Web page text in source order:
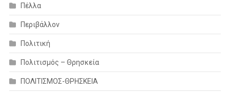
Πέλλα
Περιβάλλον
Πολιτική
Πολιτισμός – Θρησκεία
ΠΟΛΙΤΙΣΜΟΣ-ΘΡΗΣΚΕΙΑ